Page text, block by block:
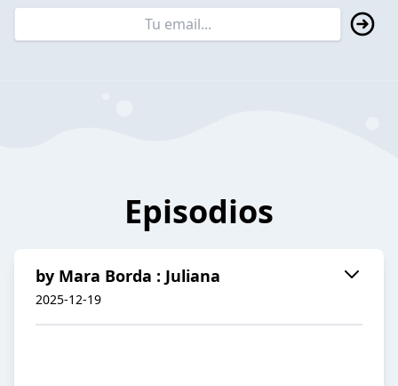
Episodios
by Mara Borda : Juliana
2025-12-19